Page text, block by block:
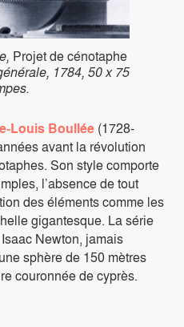
Projet de cénotaphe
1784, 50 x 75
Louis Boullée (1728-
avant la révolution
Son style comporte
l’absence de tout
des éléments comme les
gigantesque. La série
Newton, jamais
sphère de 150 mètres
couronnée de cyprès.